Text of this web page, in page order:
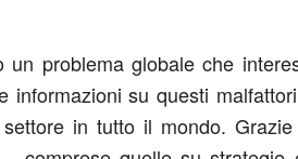
problema globale che
informazioni su questi
in tutto il mondo.